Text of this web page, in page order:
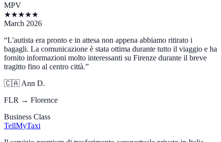
MPV
★★★★★
March 2026
“L'autista era pronto e in attesa non appena abbiamo ritirato i
bagagli. La comunicazione è stata ottima durante tutto il viaggio e ha
fornito informazioni molto interessanti su Firenze durante il breve
tragitto fino al centro città.”
🇨🇦 Ann D.
FLR → Florence
Business Class
TellMyTaxi